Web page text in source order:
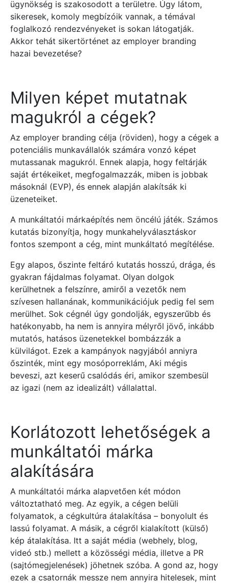
ügynökség is szakosodott a területre. Úgy látom,
sikeresek, komoly megbízóik vannak, a témával
foglalkozó rendezvényeket is sokan látogatják.
Akkor tehát sikertörténet az employer branding
hazai bevezetése?
Milyen képet mutatnak
magukról a cégek?
Az employer branding célja (röviden), hogy a cégek a
potenciális munkavállalók számára vonzó képet
mutassanak magukról. Ennek alapja, hogy feltárják
saját értékeiket, megfogalmazzák, miben is jobbak
másoknál (EVP), és ennek alapján alakítsák ki
üzeneteiket.
A munkáltatói márkaépítés nem öncélú játék. Számos
kutatás bizonyítja, hogy munkahelyválasztáskor
fontos szempont a cég, mint munkáltató megítélése.
Egy alapos, őszinte feltáró kutatás hosszú, drága, és
gyakran fájdalmas folyamat. Olyan dolgok
kerülhetnek a felszínre, amiről a vezetők nem
szívesen hallanának, kommunikációjuk pedig fel sem
merülhet. Sok cégnél úgy gondolják, egyszerűbb és
hatékonyabb, ha nem is annyira mélyről jövő, inkább
mutatós, hatásos üzenetekkel bombázzák a
külvilágot. Ezek a kampányok nagyjából anniyra
őszinték, mint egy mosóporreklám, Aki mégis
beveszi, azt keserű csalódás éri, amikor szembesül
az igazi (nem az idealizált) vállalattal.
Korlátozott lehetőségek a
munkáltatói márka
alakítására
A munkáltatói márka alapvetően két módon
változtatható meg. Az egyik, a cégen belüli
folyamatok, a cégkultúra átalakítása – bonyolult és
lassú folyamat. A másik, a cégről kialakított (külső)
kép átalakítása. Itt a saját média (webhely, blog,
videó stb.) mellett a közösségi média, illetve a PR
(sajtómegjelenések) jöhetnek szóba. A gond az, hogy
ezek a csatornák messze nem annyira hitelesek, mint